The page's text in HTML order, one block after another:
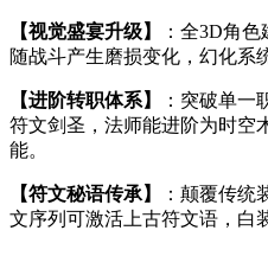
【视觉盛宴升级】
：全3D角
随战斗产生磨损变化，幻化系
【进阶转职体系】
：突破单一
符文剑圣，法师能进阶为时空
能。
【符文秘语传承】
：颠覆传统
文序列可激活上古符文语，白